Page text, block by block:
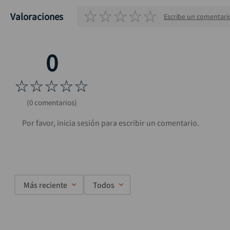
Valoraciones ☆☆☆☆☆ Escribe un
☆☆☆☆☆
(0 comentarios)
Más reciente Todos